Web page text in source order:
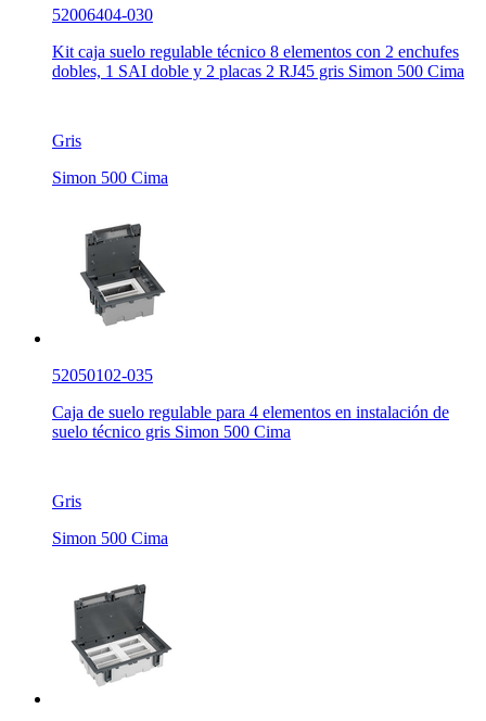
52006404-030
Kit caja suelo regulable técnico 8 elementos con 2 enchufes
dobles, 1 SAI doble y 2 placas 2 RJ45 gris Simon 500 Cima
Gris
Simon 500 Cima
52050102-035
Caja de suelo regulable para 4 elementos en instalación de
suelo técnico gris Simon 500 Cima
Gris
Simon 500 Cima